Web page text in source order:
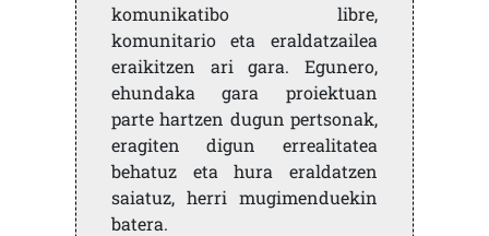
komunikatibo libre,
komunitario eta eraldatzailea
eraikitzen ari gara. Egunero,
ehundaka gara proiektuan
parte hartzen dugun pertsonak,
eragiten digun errealitatea
behatuz eta hura eraldatzen
saiatuz, herri mugimenduekin
batera.